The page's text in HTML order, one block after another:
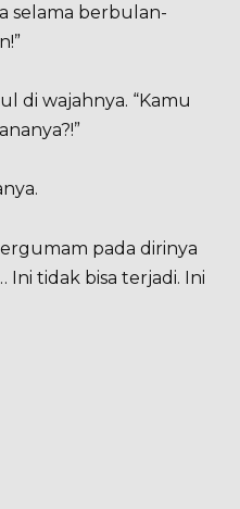
selama berbulan-
di wajahnya. “Kamu
pada dirinya
Ini tidak bisa terjadi. Ini